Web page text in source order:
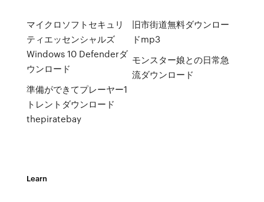
マイクロソフトセキュリ
ティエッセンシャルズ
Windows 10 Defenderダ
ウンロード
準備ができてプレーヤー1
トレントダウンロード
thepiratebay
旧市街道無料ダウンロー
ドmp3
モンスター娘との日常急
流ダウンロード
Learn